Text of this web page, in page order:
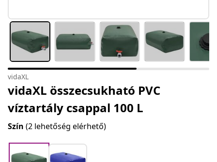
vidaXL
vidaXL összecsukható PVC
víztartály csappal 100 L
Szín (2 lehetőség elérhető)